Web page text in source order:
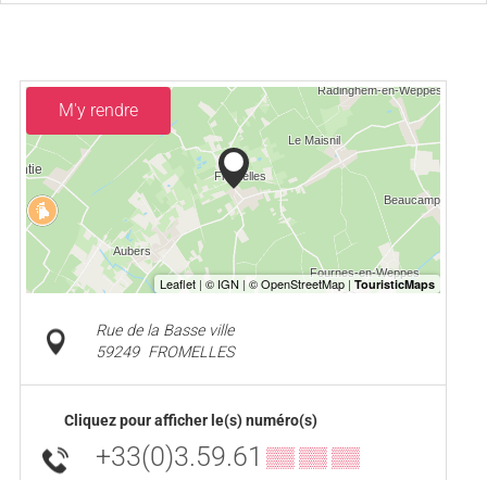
M'y rendre
Rue de la Basse ville
59249 FROMELLES
Cliquez pour afficher le(s) numéro(s)
+33(0)3.59.61 ▒▒ ▒▒ ▒▒